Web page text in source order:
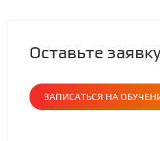
Оставьте
ЗАПИСАТЬСЯ НА